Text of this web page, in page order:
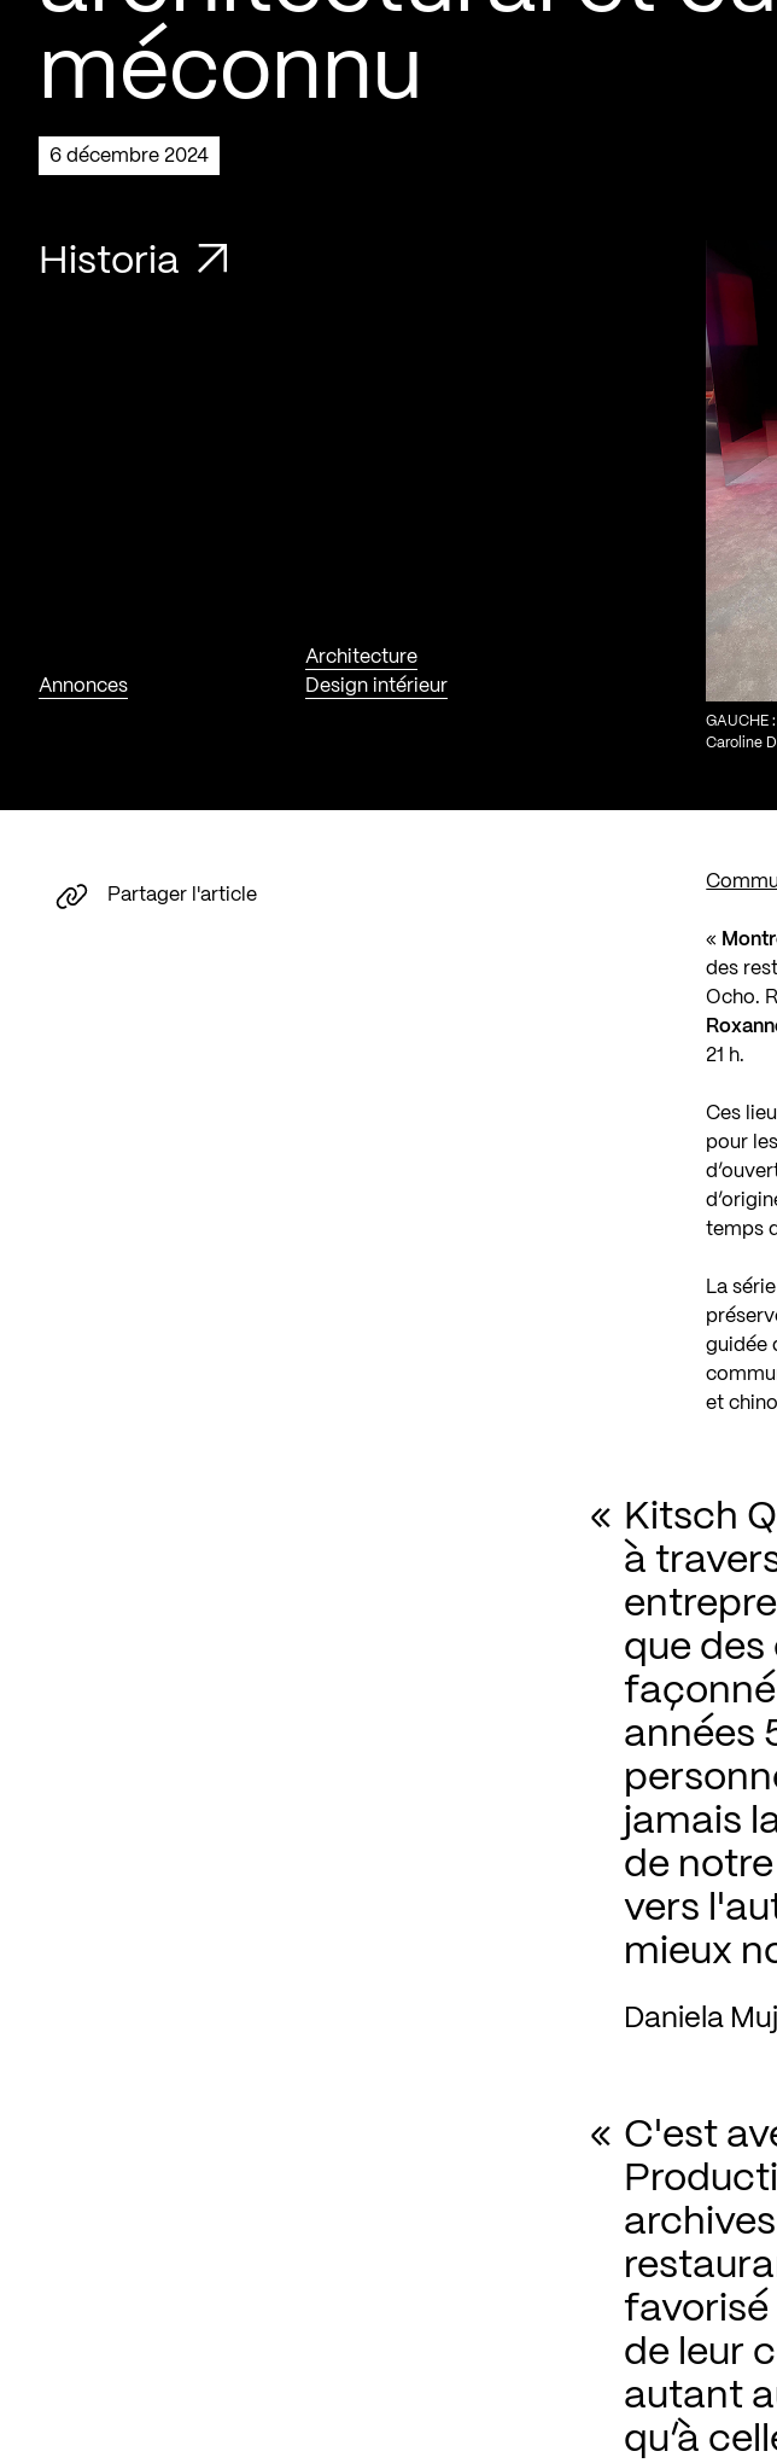
méconnu
6 décembre 2024
Historia
Annonces
Architecture
Design intérieur
GAUCHE
Caroline
«
des
Ocho.
21 h.
Ces
pour
temps
La
guidée
et
Kitsch
à
que
années
jamais
de
vers
mieux
Daniela
C'est
favorisé
de leur
autant
qu’à
Partager l'article